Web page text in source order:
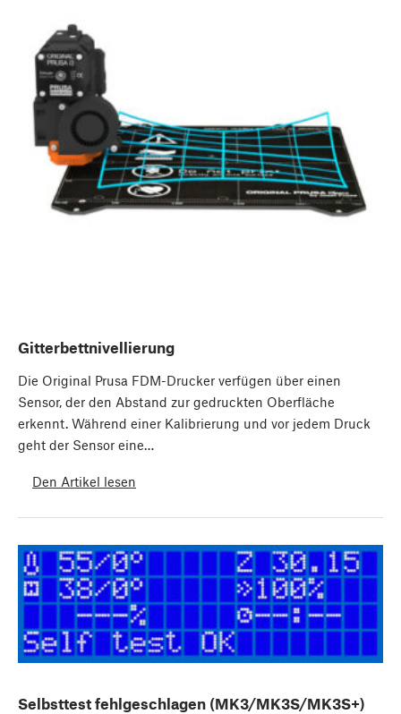
Gitterbettnivellierung
Die Original Prusa FDM-Drucker verfügen über einen
Sensor, der den Abstand zur gedruckten Oberfläche
erkennt. Während einer Kalibrierung und vor jedem Druck
geht der Sensor eine…
Den Artikel lesen
Selbsttest fehlgeschlagen (MK3/MK3S/MK3S+)